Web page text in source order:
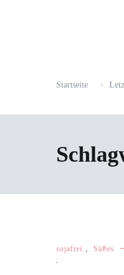
Startseite
sojafrei , Süßes